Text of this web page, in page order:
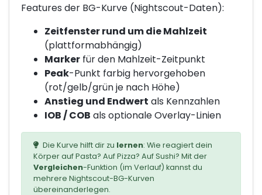
Features der BG-Kurve (Nightscout-Daten):
Zeitfenster rund um die Mahlzeit
(plattformabhängig)
Marker für den Mahlzeit-Zeitpunkt
Peak-Punkt farbig hervorgehoben
(rot/gelb/grün je nach Höhe)
Anstieg und Endwert als Kennzahlen
IOB / COB als optionale Overlay-Linien
Die Kurve hilft dir zu lernen: Wie reagiert dein
Körper auf Pasta? Auf Pizza? Auf Sushi? Mit der
Vergleichen-Funktion (im Verlauf) kannst du
mehrere Nightscout-BG-Kurven
übereinanderlegen.